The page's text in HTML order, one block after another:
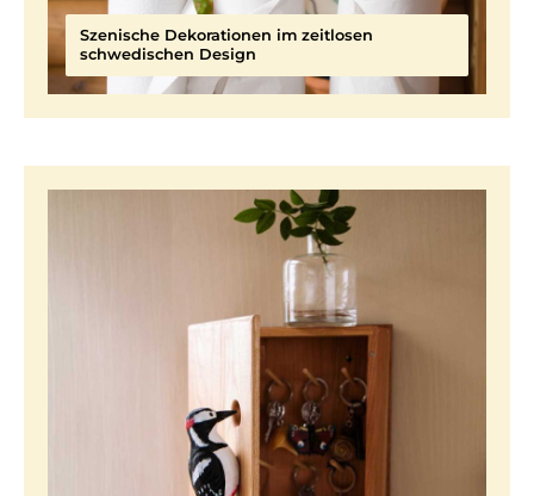
Szenische Dekorationen im zeitlosen
schwedischen Design